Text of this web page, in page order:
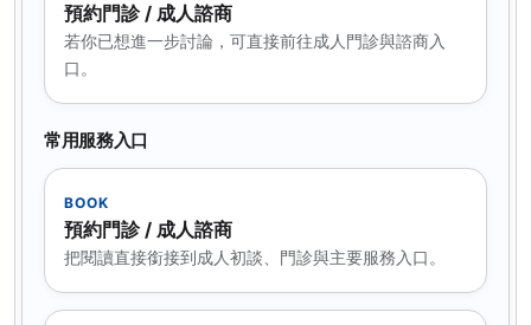
預約門診 / 成人諮商
若你已想進一步討論，可直接前往成人門診與諮商入
口。
常用服務入口
BOOK
預約門診 / 成人諮商
把閱讀直接銜接到成人初談、門診與主要服務入口。